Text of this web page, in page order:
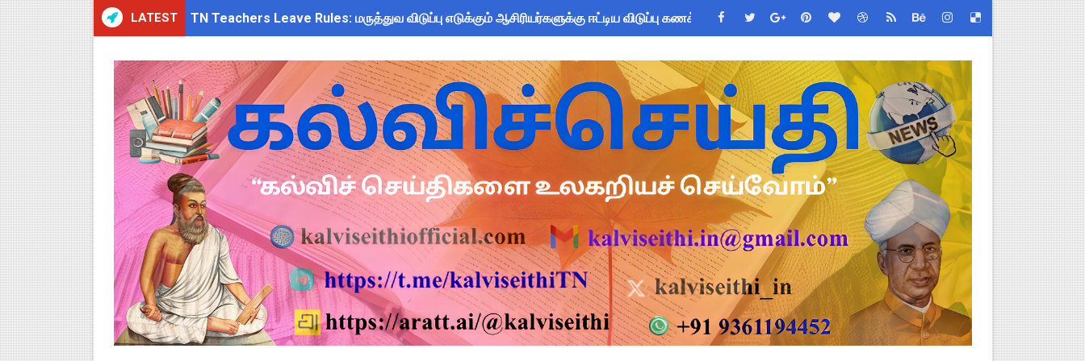
LATEST TN Teachers Leave Rules: மருத்துவ விடுப்பு எடுக்கும் ஆசிரியர்களுக்கு ஈட்டிய விடுப்பு கணக்கீடு – புதிய தெளிவுரை: முக்கிய செயல்முறைகள் வெளியீடு!
TN Budget Assembly Schedule 2026: பள்ளிக்கல்வித்துறை மீதான மானிய கோரிக்கை விவாதம் 24.08.2026 அன்று நடைபெறுகிறது - நிகழ்ச்சி நிரல் மற்றும் முக்கிய
ஆசிரியர்கள் கவனத்திற்கு! Census 2027 Duty: 28 மாவட்ட CEO & Collector வெளியிட்ட அதிரடி சுற்றறிக்கைகள் - முழு விவரங்கள்!
நாமக்கல் மாவட்டம்: மக்கள் தொகை கணக்கெடுப்பு 2027 - ஆசிரியர்களுக்கு முக்கிய வழிகாட்டுதல்! CEO சுற்றறிக்கை வெளியீடு
TN Budget 2026-2027 Highlights: மாணவர்களுக்கு இலவச லேப்டாப், சைக்கிள் & AI பயிற்சி - கல்வி, வேலைவாய்ப்பு, மகளிர் நலன் & புதிய திட்டங்களின் முழு
பள்ளி மாணவர்களுக்கு 4 செட் இலவச சீருடை: EMIS தளத்தில் விவரங்களை பதிவிட அவகாசம்! - தொடக்கக் கல்வித் துறை சுற்றறிக்கை!
TN SSLC Supplementary Result 2026: 10-ஆம் வகுப்பு துணைத் தேர்வு முடிவுகள் வெளியீடு! தற்காலிக மதிப்பெண் சான்றிதழ் பதிவிறக்கம் செய்வது எப்படி? DGE முக்கிய
நாளை ஆகஸ்ட் 6ஆம் தேதி உள்ளூர் விடுமுறை அறிவிக்கப்பட்டுள்ள 2 மாவட்டங்கள்
ஒருங்கிணைந்த பள்ளிக் கல்வியின் மாநிலத் திட்ட இயக்குநர் Dr.M.ஆர்த்தி, IAS மாற்றம் - புதிய திட்ட இயக்குநராக கலைச்செல்வி மோகன், IAS நியமனம் - அரசாணை